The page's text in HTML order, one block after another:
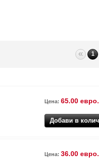
« 1
Цена: 65.00 евро.
Цена: 36.00 евро.